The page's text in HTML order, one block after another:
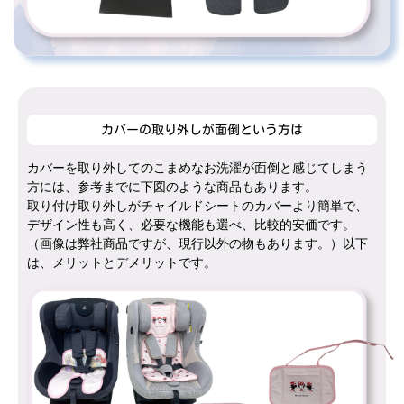
カバーの取り外しが面倒という方は
カバーを取り外してのこまめなお洗濯が面倒と感じてしまう
方には、参考までに下図のような商品もあります。
取り付け取り外しがチャイルドシートのカバーより簡単で、
デザイン性も高く、必要な機能も選べ、比較的安価です。
（画像は弊社商品ですが、現行以外の物もあります。）以下
は、メリットとデメリットです。